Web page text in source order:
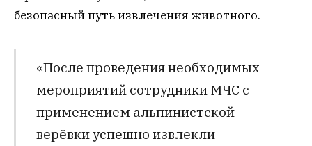
безопасный путь извлечения животного.
«После проведения необходимых
мероприятий сотрудники МЧС с
применением альпинистской
верёвки успешно извлекли